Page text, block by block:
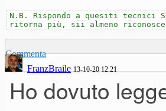
N.B. Rispondo a quesiti tecnici
ritorna più, sii almeno
Commenta
FranzBraile 13-10-20 12.21
Ho dovuto